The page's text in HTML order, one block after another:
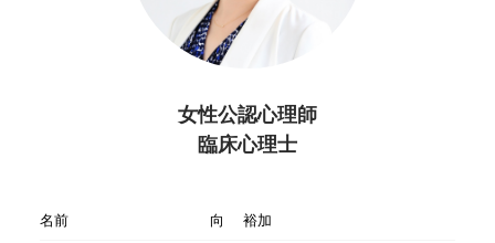
女性公認心理師
臨床心理士
名前
向 裕加